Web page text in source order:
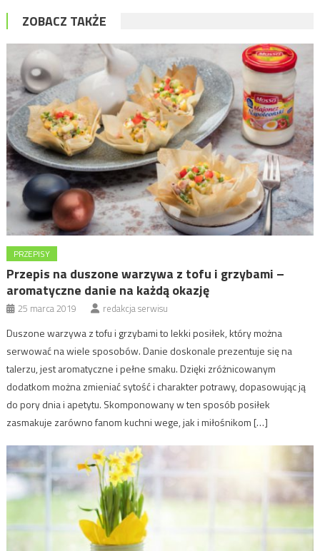
ZOBACZ TAKŻE
PRZEPISY
Przepis na duszone warzywa z tofu i grzybami –
aromatyczne danie na każdą okazję
25 marca 2019 redakcja serwisu
Duszone warzywa z tofu i grzybami to lekki posiłek, który można
serwować na wiele sposobów. Danie doskonale prezentuje się na
talerzu, jest aromatyczne i pełne smaku. Dzięki zróżnicowanym
dodatkom można zmieniać sytość i charakter potrawy, dopasowując ją
do pory dnia i apetytu. Skomponowany w ten sposób posiłek
zasmakuje zarówno fanom kuchni wege, jak i miłośnikom […]